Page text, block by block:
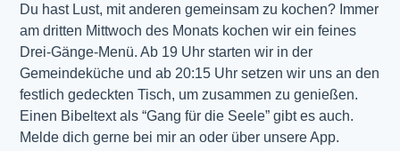
Du hast Lust, mit anderen gemeinsam zu kochen? Immer
am dritten Mittwoch des Monats kochen wir ein feines
Drei-Gänge-Menü. Ab 19 Uhr starten wir in der
Gemeindeküche und ab 20:15 Uhr setzen wir uns an den
festlich gedeckten Tisch, um zusammen zu genießen.
Einen Bibeltext als “Gang für die Seele” gibt es auch.
Melde dich gerne bei mir an oder über unsere App.